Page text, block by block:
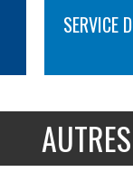
SERVICE
D'INFORMATION